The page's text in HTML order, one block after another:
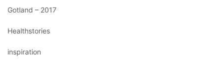
Gotland – 2017
Healthstories
inspiration